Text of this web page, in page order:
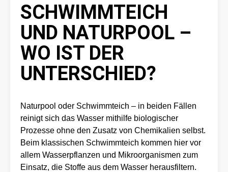
SCHWIMMTEICH
UND NATURPOOL –
WO IST DER
UNTERSCHIED?
Naturpool oder Schwimmteich – in beiden Fällen
reinigt sich das Wasser mithilfe biologischer
Prozesse ohne den Zusatz von Chemikalien selbst.
Beim klassischen Schwimmteich kommen hier vor
allem Wasserpflanzen und Mikroorganismen zum
Einsatz, die Stoffe aus dem Wasser herausfiltern.